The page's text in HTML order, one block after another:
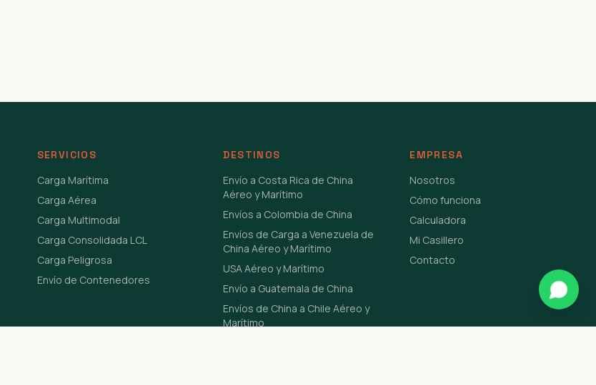
SERVICIOS
Carga Marítima
Carga Aérea
Carga Multimodal
Carga Consolidada LCL
Carga Peligrosa
Envío de Contenedores
DESTINOS
Envío a Costa Rica de China
Aéreo y Marítimo
Envíos a Colombia de China
Envíos de Carga a Venezuela de
China Aéreo y Marítimo
USA Aéreo y Marítimo
Envío a Guatemala de China
Envíos de China a Chile Aéreo y
Marítimo
EMPRESA
Nosotros
Cómo funciona
Calculadora
Mi Casillero
Contacto